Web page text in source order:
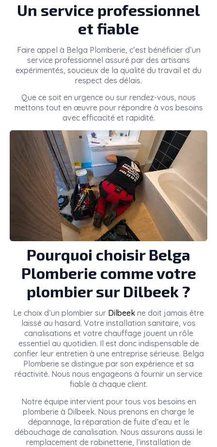
Un service professionnel
et fiable
Faire appel à Belga Plomberie, c’est bénéficier d’un
service professionnel assuré par des artisans
expérimentés, soucieux de la qualité du travail et du
respect des délais.
Que ce soit en urgence ou sur rendez-vous, nous
mettons tout en œuvre pour répondre à vos besoins
avec efficacité et rapidité.
Pourquoi choisir Belga
Plomberie comme votre
plombier sur Dilbeek ?
Le choix d’un plombier sur Dilbeek ne doit jamais être
laissé au hasard. Votre installation sanitaire, vos
canalisations et votre chauffage jouent un rôle
essentiel au quotidien. Il est donc indispensable de
confier leur entretien à une entreprise sérieuse. Belga
Plomberie se distingue par son expérience et sa
réactivité. Nous nous engageons à fournir un service
fiable à chaque client.
Notre équipe intervient pour tous vos besoins en
plomberie à Dilbeek. Nous prenons en charge le
dépannage, la réparation de fuite d’eau et le
débouchage de canalisation. Nous assurons aussi le
remplacement de robinetterie, l’installation de